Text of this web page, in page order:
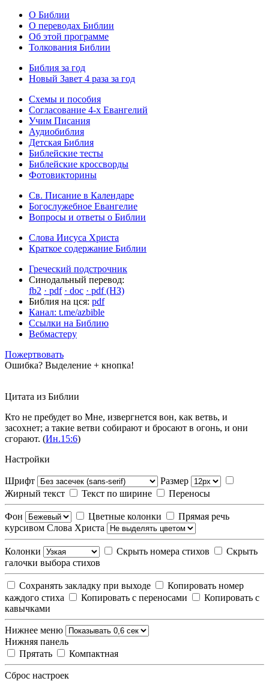
О Библии
О переводах Библии
Об этой программе
Толкования Библии
Библия за год
Новый Завет 4 раза за год
Схемы и пособия
Согласование 4-х Евангелий
Учим Писания
Аудиобиблия
Детская Библия
Библейские тесты
Библейские кроссворды
Фотовикторины
Св. Писание в Календаре
Богослужебное Евангелие
Вопросы и ответы о Библии
Слова Иисуса Христа
Краткое содержание Библии
Греческий подстрочник
Синодальный перевод:
fb2 · pdf · doc · pdf (НЗ)
Библия на цся: pdf
Канал: t.me/azbible
Ссылки на Библию
Вебмастеру
Пожертвовать
Ошибка? Выделение + кнопка!
Цитата из Библии
Кто не пребудет во Мне, извергнется вон, как ветвь, и
засохнет; а такие ветви собирают и бросают в огонь, и они
сгорают. (Ин.15:6)
Настройки
Шрифт
Размер
Жирный текст
Текст по ширине Переносы
Фон Цветные колонки
Прямая речь
курсивом Слова Христа
Колонки Скрыть номера стихов
Скрыть
галочки выбора стихов
Сохранять закладку при выходе
Копировать номер
каждого стиха
Копировать с переносами
Копировать с
кавычками
Нижнее меню
Нижняя панель
Прятать
Компактная
Сброс настроек